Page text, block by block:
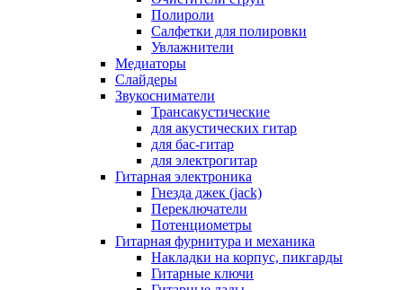
Полироли
Салфетки для полировки
Увлажнители
Медиаторы
Слайдеры
Звукосниматели
Трансакустические
для акустических гитар
для бас-гитар
для электрогитар
Гитарная электроника
Гнезда джек (jack)
Переключатели
Потенциометры
Гитарная фурнитура и механика
Накладки на корпус, пикгарды
Гитарные ключи